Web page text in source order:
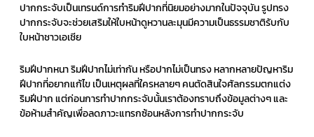
ปากกระจับเป็นเทรนด์การทำริมฝีปากที่นิยมอย่างมากในปัจจุบัน รูปทรง
ปากกระจับจะช่วยเสริมให้ใบหน้าดูหวานละมุนมีความเป็นธรรมชาติรับกับ
ใบหน้าชาวเอเชีย
ริมฝีปากหนา ริมฝีปากไม่เท่ากัน หรือปากไม่เป็นทรง หลากหลายปัญหาริม
ฝีปากที่อยากแก้ไข เป็นเหตุผลที่ใครหลายๆ คนตัดสินใจศัลกรรมตกแต่ง
ริมฝีปาก แต่ก่อนการทำปากกระจับนั้นเราต้องทราบถึงข้อมูลต่างๆ และ
ข้อห้ามสำคัญเพื่อลดภาวะแทรกซ้อนหลังการทำปากกระจับ